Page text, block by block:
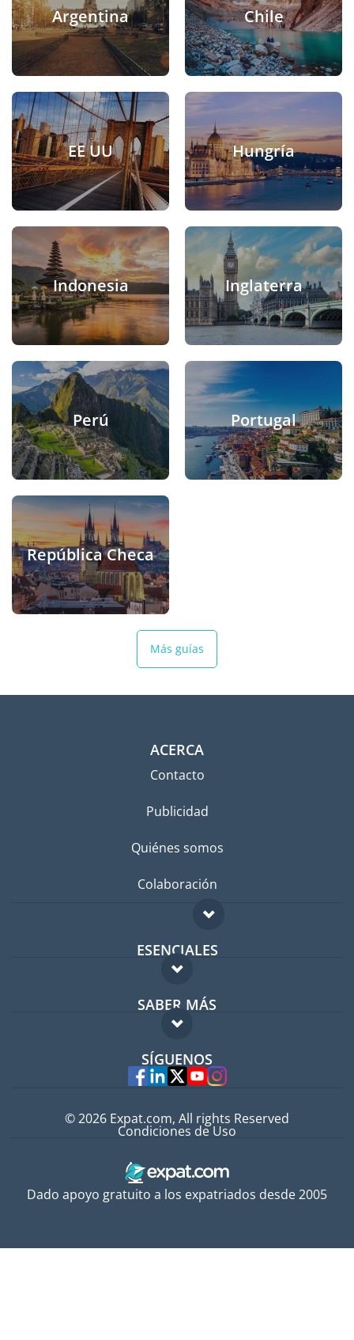
Argentina Chile
EE UU Hungría
Indonesia Inglaterra
Perú Portugal
República Checa
Más guías
ACERCA
Contacto
Publicidad
Quiénes somos
Colaboración
ESENCIALES
Foro para expatriados
Guía para expatriados
Trabajos en el extranjero
SABER MÁS
FAQ
Expertos
SÍGUENOS
Dado apoyo gratuito a los expatriados desde 2005
© 2026 Expat.com, All rights Reserved
Condiciones de Uso